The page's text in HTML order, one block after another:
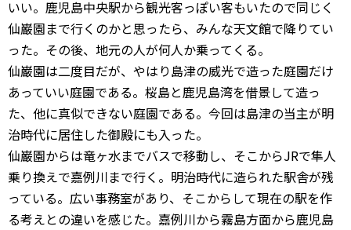
いい。鹿児島中央駅から観光客っぽい客もいたので同じく
仙巌園まで行くのかと思ったら、みんな天文館で降りてい
った。その後、地元の人が何人か乗ってくる。
仙巌園は二度目だが、やはり島津の威光で造った庭園だけ
あっていい庭園である。桜島と鹿児島湾を借景して造っ
た、他に真似できない庭園である。今回は島津の当主が明
治時代に居住した御殿にも入った。
仙巌園からは竜ヶ水までバスで移動し、そこからJRで隼人
乗り換えで嘉例川まで行く。明治時代に造られた駅舎が残
っている。広い事務室があり、そこからして現在の駅を作
る考えとの違いを感じた。嘉例川から霧島方面から鹿児島